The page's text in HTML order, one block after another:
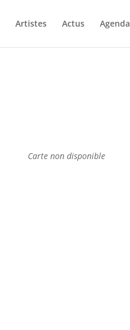
Artistes Actus Agenda
Carte non disponible